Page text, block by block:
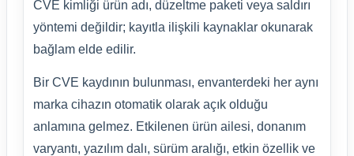
CVE kimliği ürün adı, düzeltme paketi veya saldırı
yöntemi değildir; kayıtla ilişkili kaynaklar okunarak
bağlam elde edilir.
Bir CVE kaydının bulunması, envanterdeki her aynı
marka cihazın otomatik olarak açık olduğu
anlamına gelmez. Etkilenen ürün ailesi, donanım
varyantı, yazılım dalı, sürüm aralığı, etkin özellik ve